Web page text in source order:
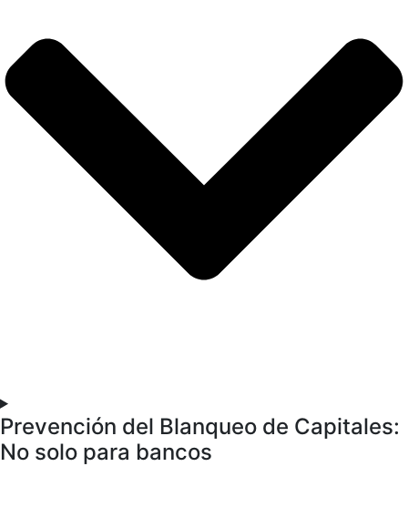
Prevención del Blanqueo de Capitales:
No solo para bancos